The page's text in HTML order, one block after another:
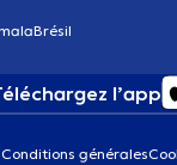
Brésil
l’app
Conditions générales